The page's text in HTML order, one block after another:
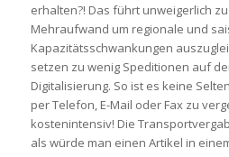
erhalten?! Das führt unweigerlich
Mehraufwand um regionale und
Kapazitätsschwankungen
setzen zu wenig Speditionen auf
Digitalisierung. So ist es keine
per Telefon, E-Mail oder Fax zu
kostenintensiv! Die
als würde man einen Artikel in